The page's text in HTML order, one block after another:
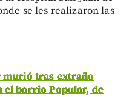
se les realizaron las
murió tras extraño
el barrio Popular, de